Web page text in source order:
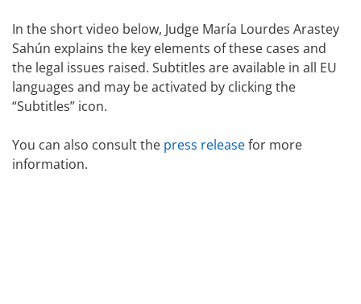
In the short video below, Judge María Lourdes Arastey
Sahún explains the key elements of these cases and
the legal issues raised. Subtitles are available in all EU
languages and may be activated by clicking the
“Subtitles” icon.
You can also consult the press releasefor more
information.